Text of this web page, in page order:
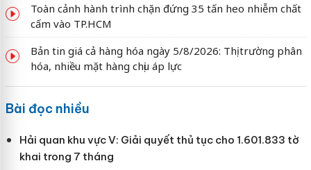
Toàn cảnh hành trình chặn đứng 35 tấn heo nhiễm chất
cấm vào TP.HCM
Bản tin giá cả hàng hóa ngày 5/8/2026: Thị trường phân
hóa, nhiều mặt hàng chịu áp lực
Bài đọc nhiều
Hải quan khu vực V: Giải quyết thủ tục cho 1.601.833 tờ
khai trong 7 tháng